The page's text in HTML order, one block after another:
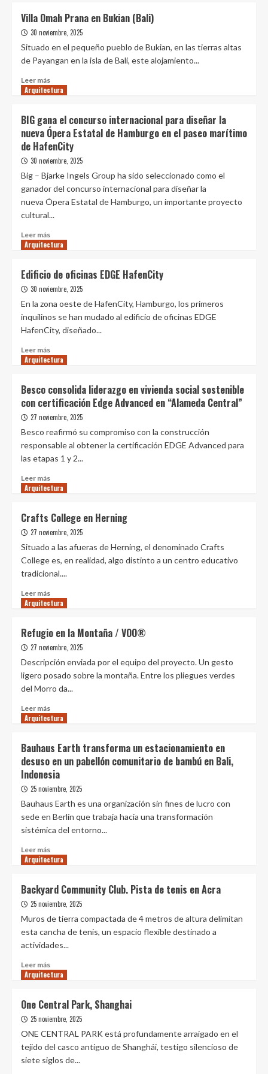
Villa Omah Prana en Bukian (Bali)
30 noviembre, 2025
Situado en el pequeño pueblo de Bukian, en las tierras altas
de Payangan en la isla de Bali, este alojamiento...
Leer más
más
Omah
Prana
en
Bukian
Arquitectura
BIG gana el concurso internacional para diseñar la
nueva Ópera Estatal de Hamburgo en el paseo marítimo
de HafenCity
30 noviembre, 2025
Big – Bjarke Ingels Group ha sido seleccionado como el
ganador del concurso internacional para diseñar la
nueva Ópera Estatal de Hamburgo, un importante proyecto
cultural...
Leer más
más
gana
el
concurso
internacional
diseñar
nueva
de
Hamburgo
en
paseo
marítimo
de
Arquitectura
Edificio de oficinas EDGE HafenCity
30 noviembre, 2025
En la zona oeste de HafenCity, Hamburgo, los primeros
inquilinos se han mudado al edificio de oficinas EDGE
HafenCity, diseñado...
Leer más
más
de
oficinas
EDGE
HafenCity
Arquitectura
Besco consolida liderazgo en vivienda social sostenible
con certificación Edge Advanced en “Alameda Central”
27 noviembre, 2025
Besco reafirmó su compromiso con la construcción
responsable al obtener la certificación EDGE Advanced para
las etapas 1 y 2...
Leer más
más
consolida
liderazgo
en
social
sostenible
certificación
en
“Alameda
Central”
Arquitectura
Crafts College en Herning
27 noviembre, 2025
Situado a las afueras de Herning, el denominado Crafts
College es, en realidad, algo distinto a un centro educativo
tradicional....
Leer más
más
College
en
Herning
Arquitectura
Refugio en la Montaña / VOO®
27 noviembre, 2025
Descripción enviada por el equipo del proyecto. Un gesto
ligero posado sobre la montaña. Entre los pliegues verdes
del Morro da...
Leer más
más
en
la
Montaña
/
Arquitectura
Bauhaus Earth transforma un estacionamiento en
desuso en un pabellón comunitario de bambú en Bali,
Indonesia
25 noviembre, 2025
Bauhaus Earth es una organización sin fines de lucro con
sede en Berlín que trabaja hacia una transformación
sistémica del entorno...
Leer más
más
Earth
transforma
un
estacionamiento
desuso
un
de
bambú
en
Indonesia
Arquitectura
Backyard Community Club. Pista de tenis en Acra
25 noviembre, 2025
Muros de tierra compactada de 4 metros de altura delimitan
esta cancha de tenis, un espacio flexible destinado a
actividades...
Leer más
más
Community
Club.
Pista
de
en
Arquitectura
One Central Park, Shanghai
25 noviembre, 2025
ONE CENTRAL PARK está profundamente arraigado en el
tejido del casco antiguo de Shanghái, testigo silencioso de
siete siglos de...